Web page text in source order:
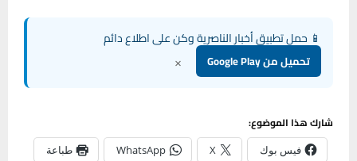
📱 حمل تطبيق أخبار الناصرية وكن على اطلاع دائم
تحميل من Google Play ×
شارك هذا الموضوع:
فيس بوك X
WhatsApp طباعة